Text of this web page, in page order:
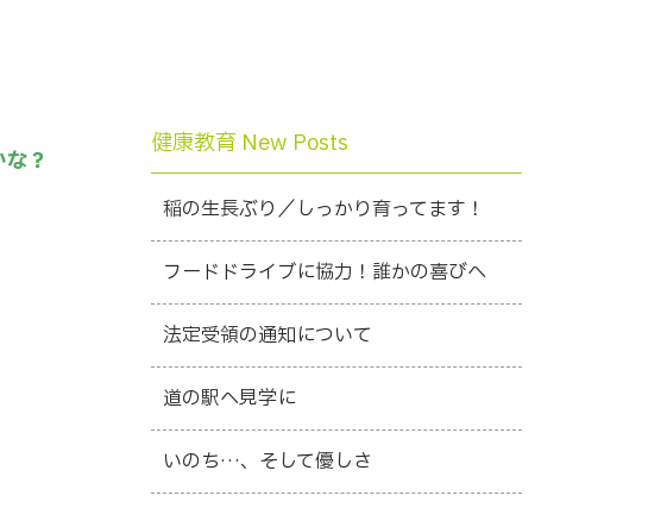
？
健康教育 New Posts
稲の生長ぶり／しっかり育ってます！
フードドライブに協力！誰かの喜びへ
法定受領の通知について
道の駅へ見学に
いのち…、そして優しさ